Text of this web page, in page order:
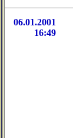
06.01.2001
16:49